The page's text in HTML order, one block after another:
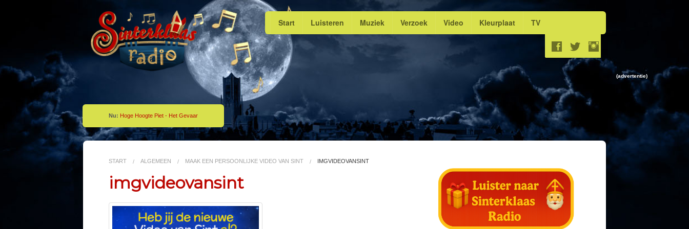
Start Luisteren Muziek Verzoek Video Kleurplaat TV
Nu: Hoge Hoogte Piet - Het Gevaar
(advertentie)
START ALGEMEEN MAAK EEN PERSOONLIJKE VIDEO VAN SINT IMGVIDEOVANSINT
imgvideovansint